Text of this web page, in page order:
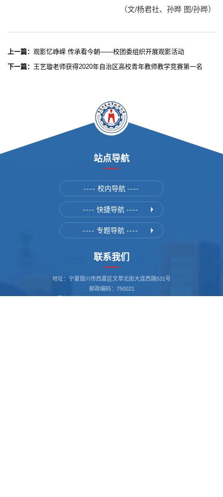
（文/杨君社、孙晔 图/孙晔）
上一篇： 观影忆峥嵘 传承看今朝——校团委组织开展观影活动
下一篇： 王艺璇老师获得2020年自治区高校青年教师教学竞赛第一名
站点导航
---- 校内导航 ----
---- 快捷导航 ----
---- 专题导航 ----
联系我们
地址：宁夏银川市西夏区文萃北街大连西路531号
邮政编码：750021